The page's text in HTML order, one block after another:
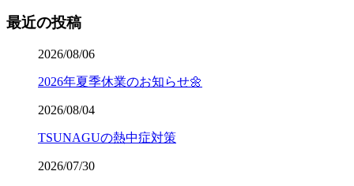
最近の投稿
2026/08/06
2026年夏季休業のお知らせ🌼
2026/08/04
TSUNAGUの熱中症対策
2026/07/30